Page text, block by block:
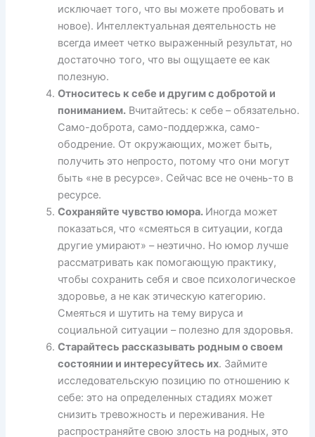
исключает того, что вы можете пробовать и
новое). Интеллектуальная деятельность не
всегда имеет четко выраженный результат, но
достаточно того, что вы ощущаете ее как
полезную.
Относитесь к себе и другим с добротой и
пониманием.Вчитайтесь: к себе – обязательно.
Само-доброта, само-поддержка, само-
ободрение. От окружающих, может быть,
получить это непросто, потому что они могут
быть «не в ресурсе». Сейчас все не очень-то в
ресурсе.
Сохраняйте чувство юмора. Иногда может
показаться, что «смеяться в ситуации, когда
другие умирают» – неэтично. Но юмор лучше
рассматривать как помогающую практику,
чтобы сохранить себя и свое психологическое
здоровье, а не как этическую категорию.
Смеяться и шутить на тему вируса и
социальной ситуации – полезно для здоровья.
Старайтесь рассказывать родным о своем
состоянии и интересуйтесь их. Займите
исследовательскую позицию по отношению к
себе: это на определенных стадиях может
снизить тревожность и переживания. Не
распространяйте свою злость на родных, это